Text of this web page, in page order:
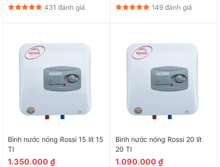
431 đánh giá 149 đánh giá
Bình nước nóng Rossi 15 lít 15
TI
1.350.000 ₫
Bình nước nóng Rossi 20 lít
20 TI
1.090.000 ₫